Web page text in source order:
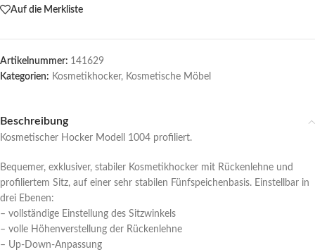
Auf die Merkliste
Artikelnummer: 141629
Kategorien: Kosmetikhocker, Kosmetische Möbel
Beschreibung
Kosmetischer Hocker Modell 1004 profiliert.
Bequemer, exklusiver, stabiler Kosmetikhocker mit Rückenlehne und
profiliertem Sitz, auf einer sehr stabilen Fünfspeichenbasis. Einstellbar in
drei Ebenen:
– vollständige Einstellung des Sitzwinkels
– volle Höhenverstellung der Rückenlehne
– Up-Down-Anpassung